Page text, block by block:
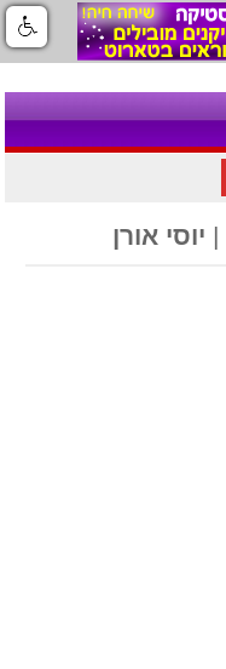
| יוסי אורן